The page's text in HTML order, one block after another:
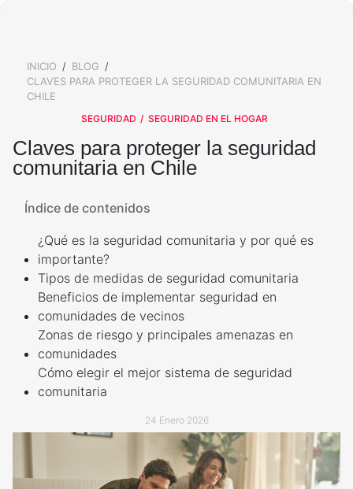
ALARMAS PARA TU BARRIO
ALARMAS PARA TI
ADULTOS MAYORES
ALARMAS PARA
ALARMAS PARA NIÑOS
ALARMA PARA MASCOTAS
ALARMA ANTI OKUPA
SIRENA POTENTE
CÁMARA DE SEGURIDAD
INTERIOR
CONTROL DE ACCESOS
LLAVES ELECTRÓNICAS
LECTOR DE LLAVES
BOTÓN DE PÁNICO
OTROS SERVICIOS
ALARMA
CONTROL DE ACCESO
SERVICIO CONFÍA
TECNOLOGÍA Y GARANTÍA
¿QUÉ OPINAN NUESTROS
CLIENTES?
VALORES
AVISO DE PRIVACIDAD
BREADCRUMB
INICIO
BLOG
CLAVES PARA PROTEGER LA SEGURIDAD COMUNITARIA EN
CHILE
SEGURIDAD SEGURIDAD EN EL HOGAR
Claves para proteger la seguridad
comunitaria en Chile
Índice de contenidos
¿Qué es la seguridad comunitaria y por qué es
importante?
Tipos de medidas de seguridad comunitaria
Beneficios de implementar seguridad en
comunidades de vecinos
Zonas de riesgo y principales amenazas en
comunidades
Cómo elegir el mejor sistema de seguridad
comunitaria
24 Enero 2026